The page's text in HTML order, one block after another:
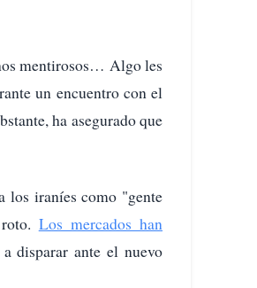
mentirosos… Algo les
un encuentro con el
ha asegurado que
los iraníes como "gente
Los mercados han
disparar ante el nuevo